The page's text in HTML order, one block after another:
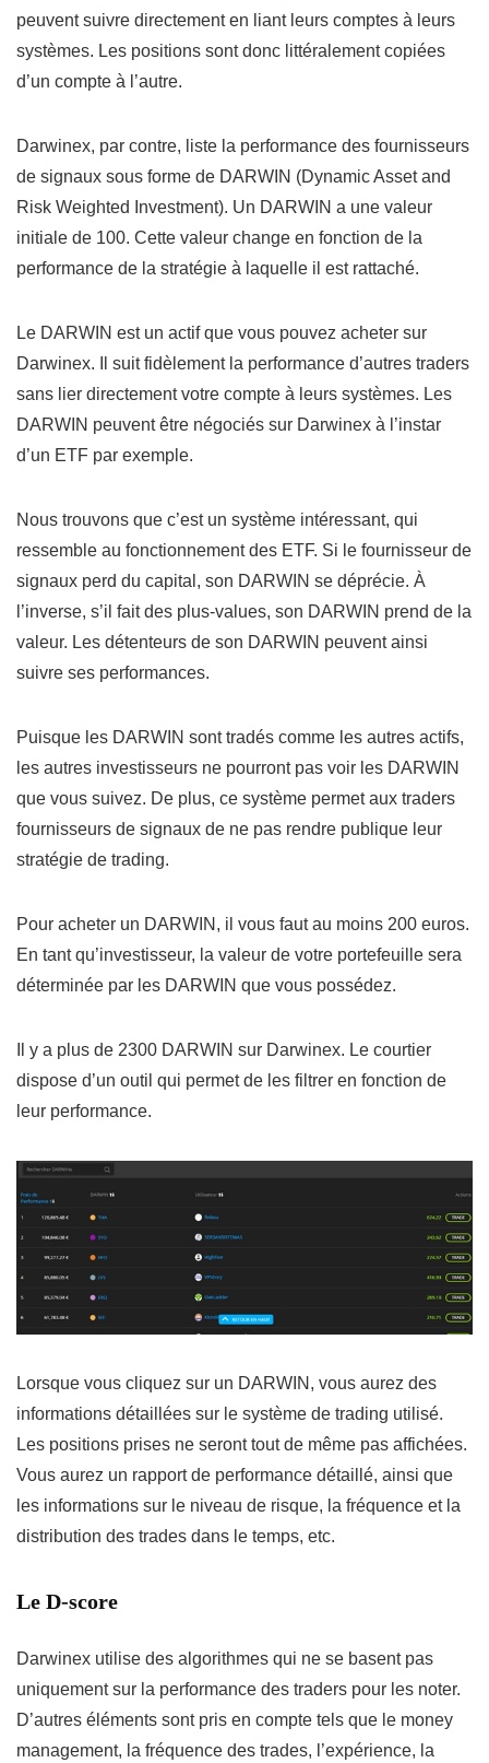
peuvent suivre directement en liant leurs comptes à leurs
systèmes. Les positions sont donc littéralement copiées
d’un compte à l’autre.
Darwinex, par contre, liste la performance des fournisseurs
de signaux sous forme de DARWIN (Dynamic Asset and
Risk Weighted Investment). Un DARWIN a une valeur
initiale de 100. Cette valeur change en fonction de la
performance de la stratégie à laquelle il est rattaché.
Le DARWIN est un actif que vous pouvez acheter sur
Darwinex. Il suit fidèlement la performance d’autres traders
sans lier directement votre compte à leurs systèmes. Les
DARWIN peuvent être négociés sur Darwinex à l’instar
d’un ETF par exemple.
Nous trouvons que c’est un système intéressant, qui
ressemble au fonctionnement des ETF. Si le fournisseur de
signaux perd du capital, son DARWIN se déprécie. À
l’inverse, s’il fait des plus-values, son DARWIN prend de la
valeur. Les détenteurs de son DARWIN peuvent ainsi
suivre ses performances.
Puisque les DARWIN sont tradés comme les autres actifs,
les autres investisseurs ne pourront pas voir les DARWIN
que vous suivez. De plus, ce système permet aux traders
fournisseurs de signaux de ne pas rendre publique leur
stratégie de trading.
Pour acheter un DARWIN, il vous faut au moins 200 euros.
En tant qu’investisseur, la valeur de votre portefeuille sera
déterminée par les DARWIN que vous possédez.
Il y a plus de 2300 DARWIN sur Darwinex. Le courtier
dispose d’un outil qui permet de les filtrer en fonction de
leur performance.
Lorsque vous cliquez sur un DARWIN, vous aurez des
informations détaillées sur le système de trading utilisé.
Les positions prises ne seront tout de même pas affichées.
Vous aurez un rapport de performance détaillé, ainsi que
les informations sur le niveau de risque, la fréquence et la
distribution des trades dans le temps, etc.
Le D-score
Darwinex utilise des algorithmes qui ne se basent pas
uniquement sur la performance des traders pour les noter.
D’autres éléments sont pris en compte tels que le money
management, la fréquence des trades, l’expérience, la